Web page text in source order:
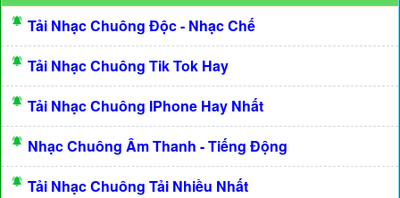
Tải Nhạc Chuông Độc - Nhạc Chế
Tải Nhạc Chuông Tik Tok Hay
Tải Nhạc Chuông IPhone Hay Nhất
Nhạc Chuông Âm Thanh - Tiếng Động
Tải Nhạc Chuông Tải Nhiều Nhất